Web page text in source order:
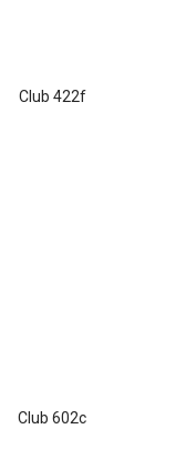
club 422f
club 602c